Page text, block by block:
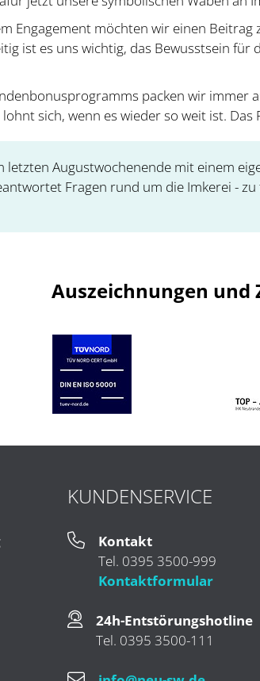
Engagement möchten wir einen
ist es uns wichtig, das Bewusstsein
packen wir immer
sich, wenn es wieder so weit ist.
letzten Augustwochenende mit einem
Fragen rund um die Imkerei -
Auszeichnungen
KUNDENSERVICE
Kontakt
Tel. 0395 3500-999
Kontaktformular
24h-Entstörungshotline
Tel. 0395 3500-111